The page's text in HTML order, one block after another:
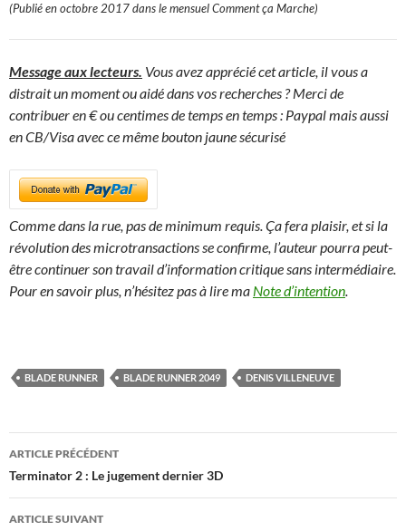
(Publié en octobre 2017 dans le mensuel Comment ça Marche)
Message aux lecteurs. Vous avez apprécié cet article, il vous a
distrait un moment ou aidé dans vos recherches ? Merci de
contribuer en € ou centimes de temps en temps : Paypal mais aussi
en CB/Visa avec ce même bouton jaune sécurisé
Comme dans la rue, pas de minimum requis. Ça fera plaisir, et si la
révolution des microtransactions se confirme, l’auteur pourra peut-
être continuer son travail d’information critique sans intermédiaire.
Pour en savoir plus, n’hésitez pas à lire ma Note d’intention.
BLADE RUNNER BLADE RUNNER 2049 DENIS VILLENEUVE
Navigation
des
articles
ARTICLE PRÉCÉDENT
Terminator 2 : Le jugement dernier 3D
ARTICLE SUIVANT